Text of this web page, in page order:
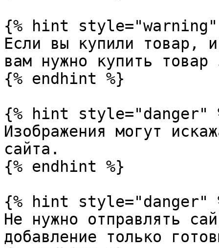
{% hint style="warning"
Если вы купили товар,
вам нужно купить товар
{% endhint %}
{% hint style="danger"
Изображения могут
сайта.
{% endhint %}
{% hint style="danger"
Не нужно отправлять
добавление только